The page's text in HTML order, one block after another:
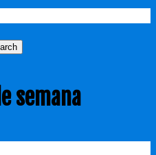
semana